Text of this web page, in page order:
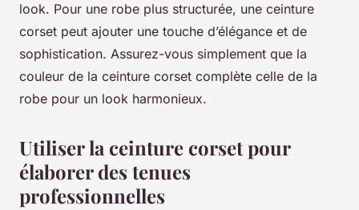
look. Pour une robe plus structurée, une ceinture
corset peut ajouter une touche d’élégance et de
sophistication. Assurez-vous simplement que la
couleur de la ceinture corset complète celle de la
robe pour un look harmonieux.
Utiliser la ceinture corset pour
élaborer des tenues
professionnelles